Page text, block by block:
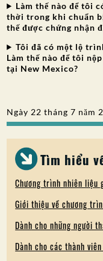
Làm thế nào để tôi
thời trong khi chuẩn
thế được chứng nhận
Tôi đã có một lộ
Làm thế nào để tôi
tại New Mexico?
Ngày 22 tháng 7 năm
Tìm hiểu
Chương trình nhiên liệu
Giới thiệu về chương
Dành cho những người
Dành cho các thành